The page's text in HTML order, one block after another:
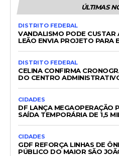
ÚLTIMAS
DISTRITO FEDERAL
VANDALISMO PODE CUSTAR
LEÃO ENVIA PROJETO PARA
DISTRITO FEDERAL
CELINA CONFIRMA
DO CENTRO
CIDADES
DF LANÇA MEGAOPERAÇÃO
SAÍDA TEMPORÁRIA DE 1,5
CIDADES
GDF REFORÇA LINHAS DE
PÚBLICO DO MAIOR SÃO